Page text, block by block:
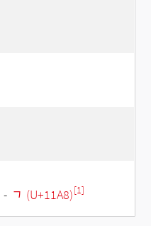
- ᆨ (U+11A8)[1]